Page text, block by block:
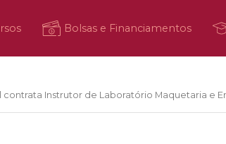
Bolsas e Financiamentos
Instrutor de Laboratório Maquetaria e